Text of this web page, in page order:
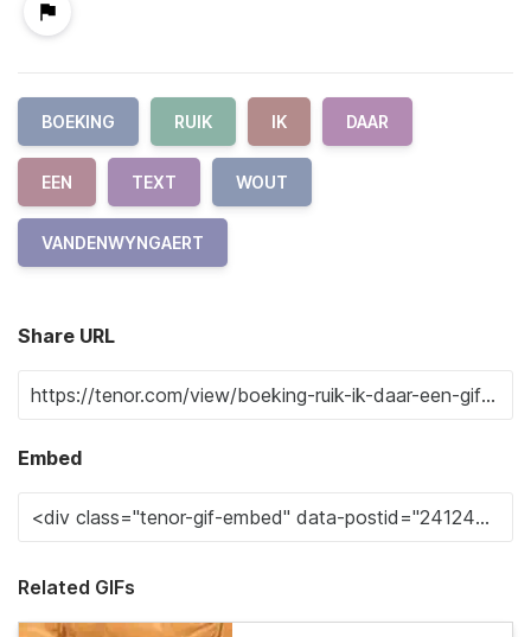
BOEKING RUIK IK DAAR
EEN TEXT WOUT
VANDENWYNGAERT
Share URL
Embed
Related GIFs